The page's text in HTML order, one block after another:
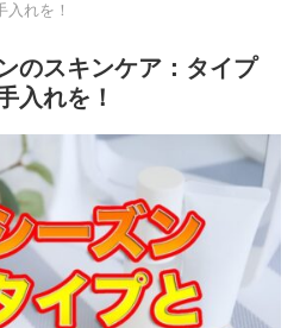
れを！
のスキンケア：タイプ
入れを！